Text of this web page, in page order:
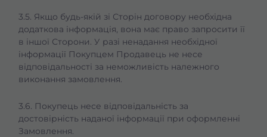
3.5. Якщо будь-якій зі Сторін договору необхідна
додаткова інформація, вона має право запросити її
в іншої Сторони. У разі ненадання необхідної
інформації Покупцем Продавець не несе
відповідальності за неможливість належного
виконання замовлення.
3.6. Покупець несе відповідальність за
достовірність наданої інформації при оформленні
Замовлення.